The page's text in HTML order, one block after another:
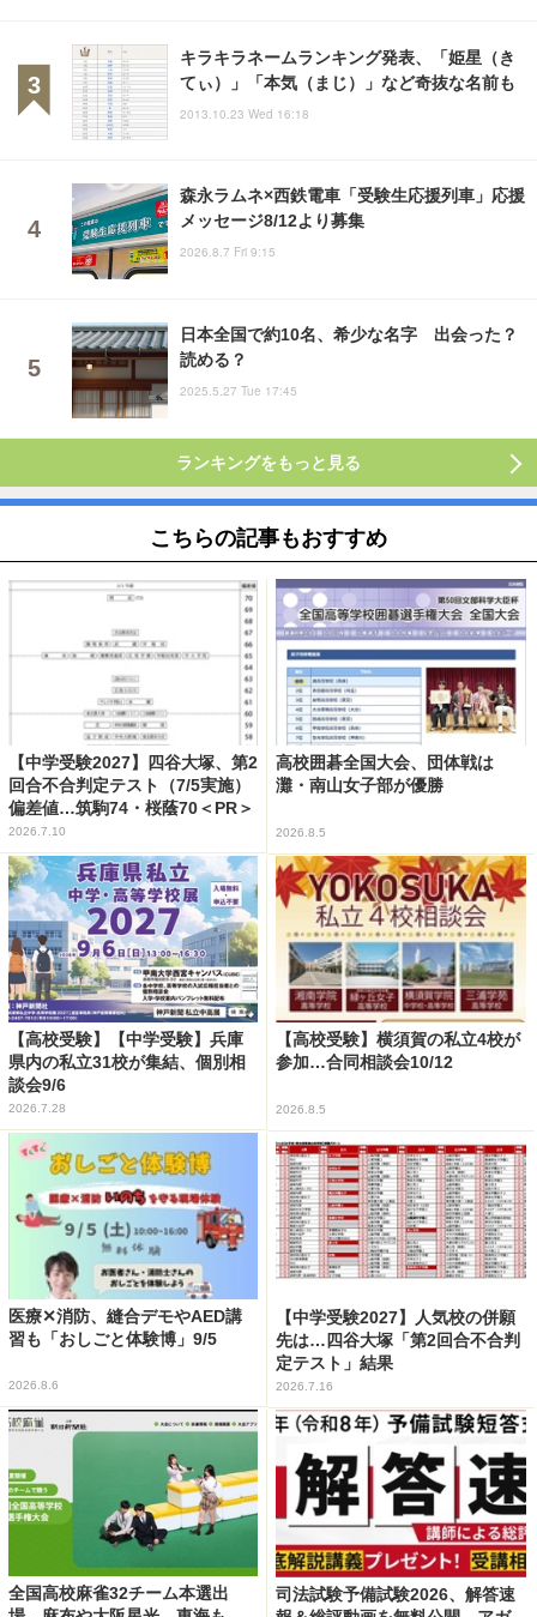
キラキラネームランキング発表、「姫星（き
てぃ）」「本気（まじ）」など奇抜な名前も
2013.10.23 Wed 16:18
森永ラムネ×西鉄電車「受験生応援列車」応援
メッセージ8/12より募集
2026.8.7 Fri 9:15
日本全国で約10名、希少な名字 出会った？
読める？
2025.5.27 Tue 17:45
ランキングをもっと見る
こちらの記事もおすすめ
【中学受験2027】四谷大塚、第2
回合不合判定テスト（7/5実施）
偏差値…筑駒74・桜蔭70＜PR＞
2026.7.10
高校囲碁全国大会、団体戦は
灘・南山女子部が優勝
2026.8.5
【高校受験】【中学受験】兵庫
県内の私立31校が集結、個別相
談会9/6
2026.7.28
【高校受験】横須賀の私立4校が
参加…合同相談会10/12
2026.8.5
医療✕消防、縫合デモやAED講
習も「おしごと体験博」9/5
2026.8.6
【中学受験2027】人気校の併願
先は…四谷大塚「第2回合不合判
定テスト」結果
2026.7.16
全国高校麻雀32チーム本選出
司法試験予備試験2026、解答速